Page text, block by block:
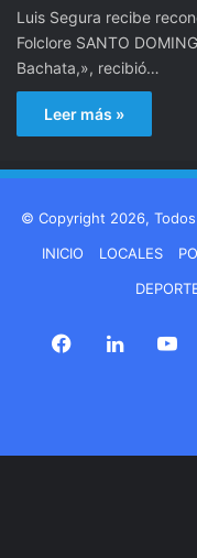
Luis Segura recibe
Folclore SANTO
Bachata,», recibió…
Leer más »
© Copyright 2026,
INICIO
LOCALES
Facebook
LinkedIn